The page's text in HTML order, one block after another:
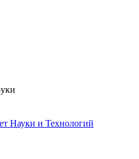
Науки и Технологий